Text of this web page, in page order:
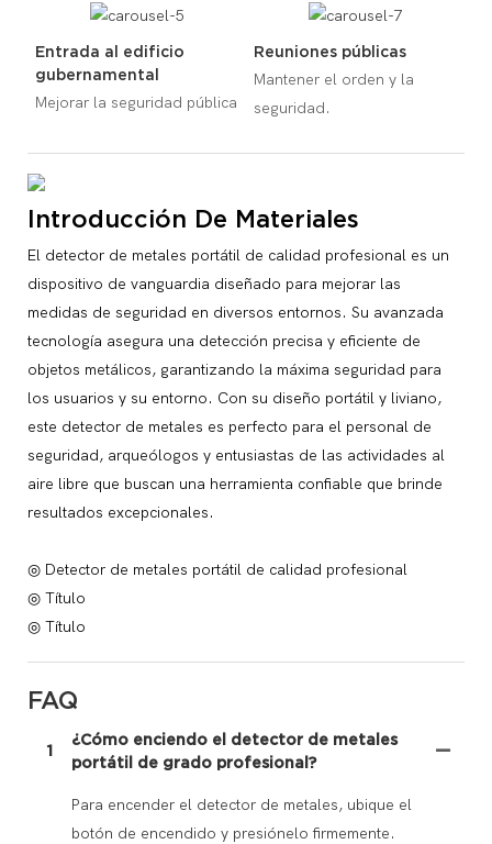
Entrada al edificio
gubernamental
Mejorar la seguridad pública
Reuniones públicas
Mantener el orden y la
seguridad.
Introducción De Materiales
El detector de metales portátil de calidad profesional es un
dispositivo de vanguardia diseñado para mejorar las
medidas de seguridad en diversos entornos. Su avanzada
tecnología asegura una detección precisa y eficiente de
objetos metálicos, garantizando la máxima seguridad para
los usuarios y su entorno. Con su diseño portátil y liviano,
este detector de metales es perfecto para el personal de
seguridad, arqueólogos y entusiastas de las actividades al
aire libre que buscan una herramienta confiable que brinde
resultados excepcionales.
◎ Detector de metales portátil de calidad profesional
◎ Título
◎ Título
FAQ
1
¿Cómo enciendo el detector de metales
portátil de grado profesional?
Para encender el detector de metales, ubique el
botón de encendido y presiónelo firmemente.